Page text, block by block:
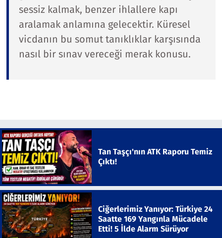
sessiz kalmak, benzer ihlallere kapı
aralamak anlamına gelecektir. Küresel
vicdanın bu somut tanıklıklar karşısında
nasıl bir sınav vereceği merak konusu.
Tan Taşçı'nın ATK Raporu Temiz
Çıktı!
Ciğerlerimiz Yanıyor: Türkiye 24
Saatte 169 Yangınla Mücadele
Etti! 5 İlde Alarm Sürüyor